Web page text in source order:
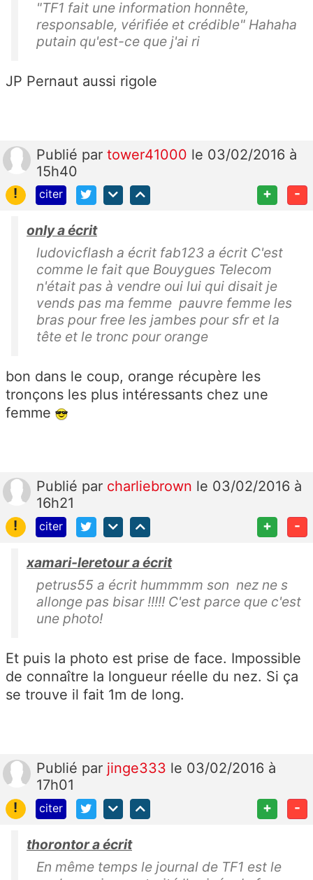
"TF1 fait une information honnête,
responsable, vérifiée et crédible" Hahaha
putain qu'est-ce que j'ai ri
JP Pernaut aussi rigole
Publié par tower41000 le 03/02/2016 à
15h40
!
citer + -
only a écrit
ludovicflash a écrit fab123 a écrit C'est
comme le fait que Bouygues Telecom
n'était pas à vendre oui lui qui disait je
vends pas ma femme pauvre femme les
bras pour free les jambes pour sfr et la
tête et le tronc pour orange
bon dans le coup, orange récupère les
tronçons les plus intéressants chez une
femme
Publié par charliebrown le 03/02/2016 à
16h21
!
citer + -
xamari-leretour a écrit
petrus55 a écrit hummmm son nez ne s
allonge pas bisar !!!!! C'est parce que c'est
une photo!
Et puis la photo est prise de face. Impossible
de connaître la longueur réelle du nez. Si ça
se trouve il fait 1m de long.
Publié par jinge333 le 03/02/2016 à
17h01
!
citer + -
thorontor a écrit
En même temps le journal de TF1 est le